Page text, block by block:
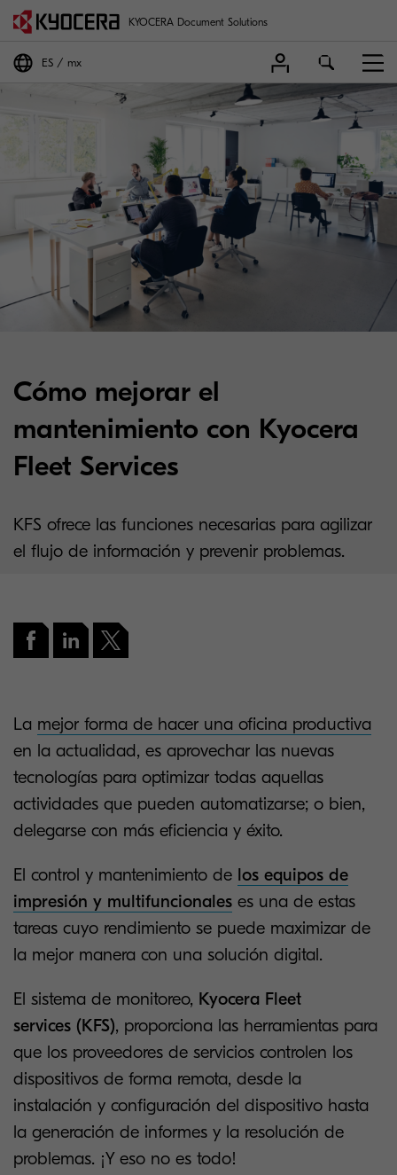
KYOCERA Document Solutions
ES mx
Cómo mejorar el
mantenimiento con Kyocera
Fleet Services
KFS ofrece las funciones necesarias para agilizar
el flujo de información y prevenir problemas.
La mejor forma de hacer una oficina productiva
en la actualidad, es aprovechar las nuevas
tecnologías para optimizar todas aquellas
actividades que pueden automatizarse; o bien,
delegarse con más eficiencia y éxito.
El control y mantenimiento de los equipos de
impresión y multifuncionales es una de estas
tareas cuyo rendimiento se puede maximizar de
la mejor manera con una solución digital.
El sistema de monitoreo, Kyocera Fleet
services (KFS), proporciona las herramientas para
que los proveedores de servicios controlen los
dispositivos de forma remota, desde la
instalación y configuración del dispositivo hasta
la generación de informes y la resolución de
problemas. ¡Y eso no es todo!